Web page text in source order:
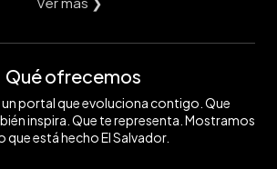
Qué ofrecemos
portal que evoluciona contigo. Que
inspira. Que te representa. Mostramos
que está hecho El Salvador.